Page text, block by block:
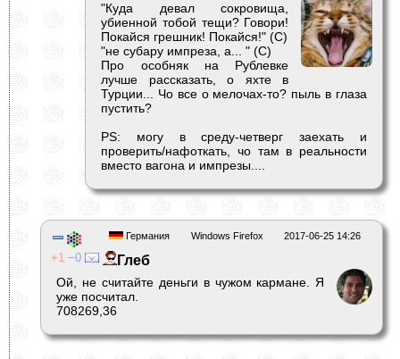
"Куда девал сокровища,
убиенной тобой тещи? Говори!
Покайся грешник! Покайся!" (С)
"не субару импреза, а... " (С)
Про особняк на Рублевке
лучше рассказать, о яхте в
Турции... Чо все о мелочах-то? пыль в глаза
пустить?
PS: могу в среду-четверг заехать и
проверить/нафоткать, чо там в реальности
вместо вагона и импрезы....
2017-06-25 14:26
Windows Firefox
Германия
1 0 Глеб
Ой, не считайте деньги в чужом кармане. Я
уже посчитал.
708269,36